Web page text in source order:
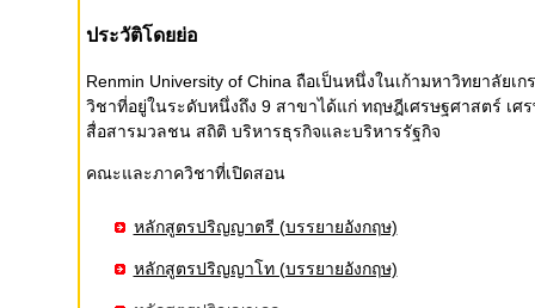
ประวัติโดยย่อ
Renmin University of China ถือเป็นหนึ่งในเก้ามหาวิทยาลั
วิชาที่อยู่ในระดับหนึ่งถึง 9 สาขาได้แก่ ทฤษฎีเศรษฐศาสตร์ เ
สื่อสารมวลชน สถิติ บริหารธุรกิจและบริหารรัฐกิจ
คณะและภาควิชาที่เปิดสอน
หลักสูตรปริญญาตรี (บรรยายอังกฤษ)
หลักสูตรปริญญาโท (บรรยายอังกฤษ)